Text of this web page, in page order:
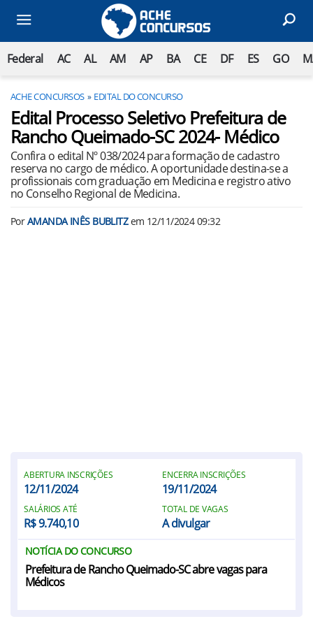
Federal AC AL AM AP BA CE DF ES GO
ACHE CONCURSOS EDITAL DO CONCURSO
Edital Processo Seletivo Prefeitura de
Rancho Queimado-SC 2024- Médico
Confira o edital Nº 038/2024 para formação de cadastro
reserva no cargo de médico. A oportunidade destina-se a
profissionais com graduação em Medicina e registro ativo
no Conselho Regional de Medicina.
PorAMANDA INÊS BUBLITZem 12/11/2024 09:32
ABERTURA INSCRIÇÕES
12/11/2024
ENCERRA INSCRIÇÕES
19/11/2024
SALÁRIOS ATÉ
R$ 9.740,10
TOTAL DE VAGAS
A divulgar
NOTÍCIA DO CONCURSO
Prefeitura de Rancho Queimado-SC abre vagas para
Médicos